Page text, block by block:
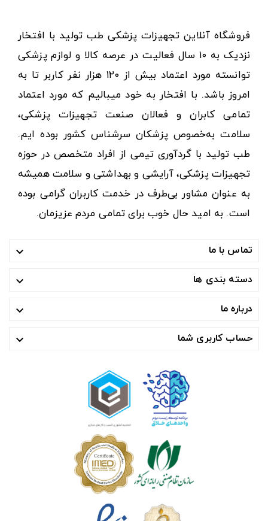
فروشگاه آنلاین تجهیزات پزشکی طب تولید با افتخار
نزدیک به ۱۰ سال فعالیت در عرصه کالا و لوازم پزشکی
توانسته مورد اعتماد بیش از ۱۲۰ هزار نفر کاربر تا به
امروز باشد. با افتخار به خود میبالیم که مورد اعتماد
تمامی کابران و فعالان صنعت تجهیزات پزشکی،
سلامت به‌خصوص پزشکان سرشناس کشور بوده ایم.
طب تولید با گردآوری تیمی از افراد متخصص در حوزه
تجهیزات پزشکی، آرایشی و بهداشتی و سلامت همیشه
به عنوان مشاور بی‌طرف در خدمت کاربران گرامی بوده
است. به امید حال خوب برای تمامی مردم عزیزمان.
تماس با ما 
دسته بندی ها 
درباره ما 
حساب کاربری شما 